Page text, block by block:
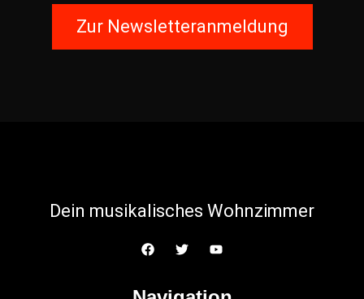
Zur Newsletteranmeldung
Dein musikalisches Wohnzimmer